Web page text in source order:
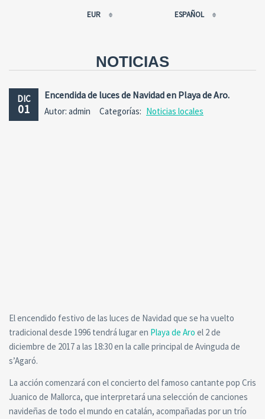
EUR
RUB
CNY
ESPAÑOL
ESPAÑOL
CATALÀ
NOTICIAS
DIC
01
Encendida de luces de Navidad en Playa de Aro.
Autor: admin Categorías: Noticias locales
El encendido festivo de las luces de Navidad que se ha vuelto
tradicional desde 1996 tendrá lugar en Playa de Aro el 2 de
diciembre de 2017 a las 18:30 en la calle principal de Avinguda de
s’Agaró.
La acción comenzará con el concierto del famoso cantante pop Cris
Juanico de Mallorca, que interpretará una selección de canciones
navideñas de todo el mundo en catalán, acompañadas por un trío